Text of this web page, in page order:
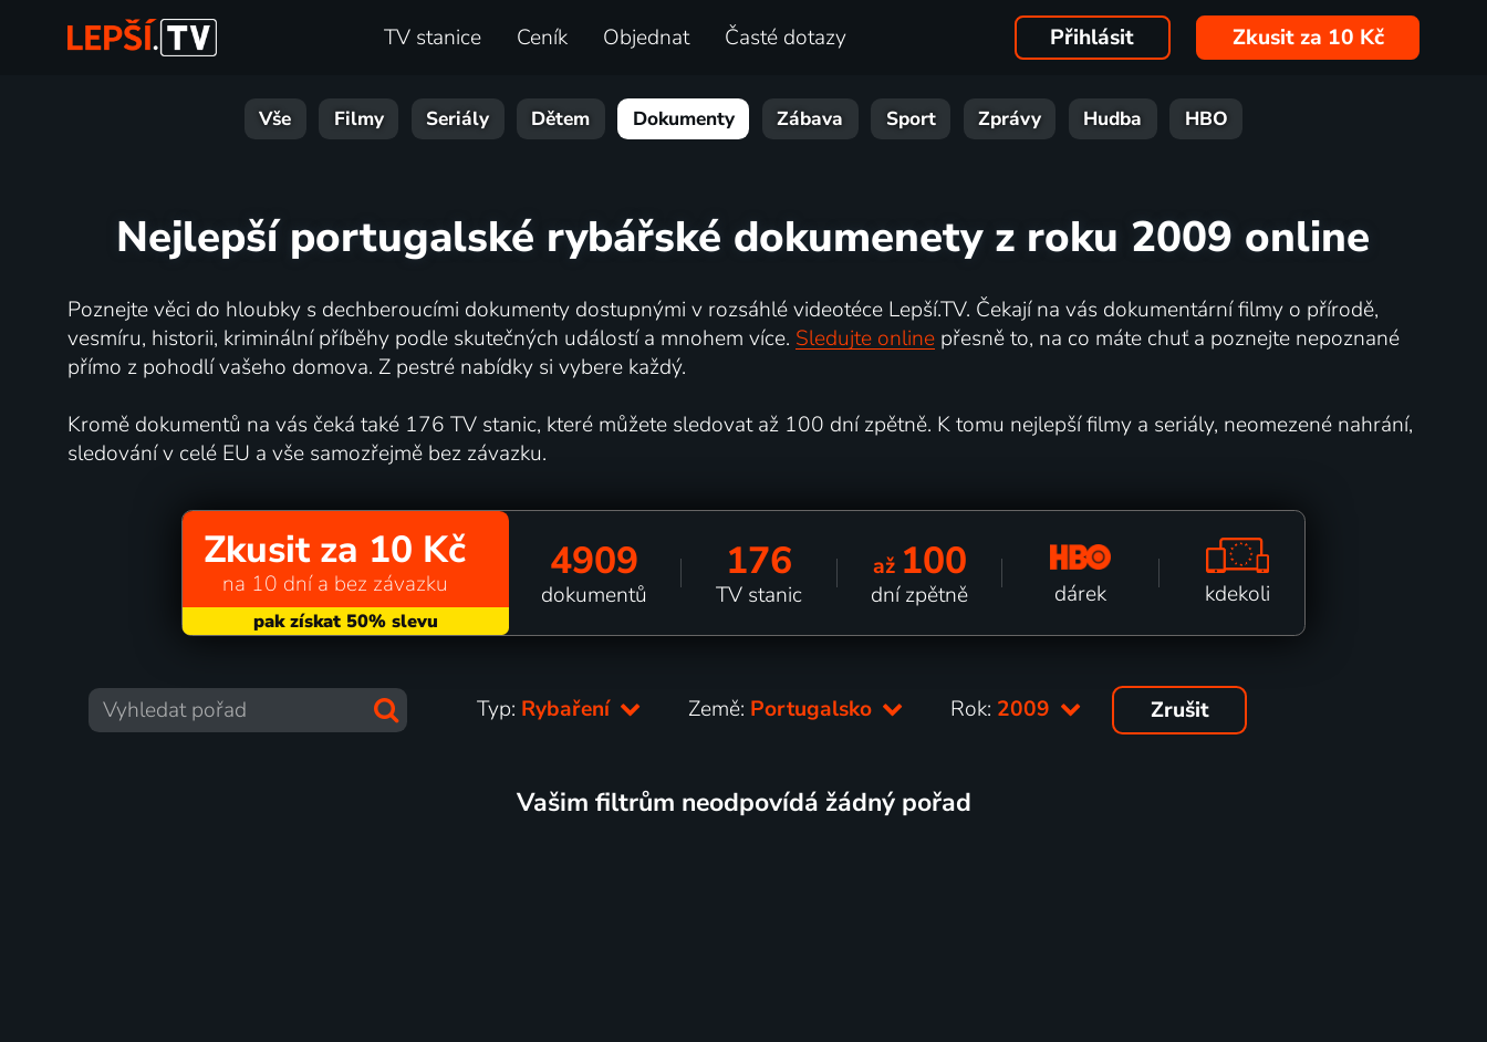
TV stanice Ceník Objednat Časté dotazy Přihlásit Zkusit za 10 Kč
Vše Filmy Seriály Dětem Dokumenty Zábava Sport Zprávy Hudba HBO
Nejlepší portugalské rybářské dokumenety z roku 2009 online
Poznejte věci do hloubky s dechberoucími dokumenty dostupnými v rozsáhlé videotéce Lepší.TV. Čekají na vás dokumentární filmy o přírodě,
vesmíru, historii, kriminální příběhy podle skutečných událostí a mnohem více. Sledujte onlinepřesně to, na co máte chuť a poznejte nepoznané
přímo z pohodlí vašeho domova. Z pestré nabídky si vybere každý.
Kromě dokumentů na vás čeká také 176 TV stanic, které můžete sledovat až 100 dní zpětně. K tomu nejlepší filmy a seriály, neomezené nahrání,
sledování v celé EU a vše samozřejmě bez závazku.
Zkusit za 10 Kč
na 10 dní a bez závazku 4909
dokumentů
176
TV stanic
až 100
dní zpětně dárek kdekoli
Typ: Rybaření Země: Portugalsko Rok: 2009 Zrušit
Vašim filtrům neodpovídá žádný pořad